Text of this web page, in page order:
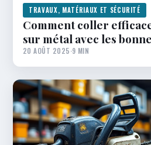
TRAVAUX, MATÉRIAUX ET SÉCURITÉ
Comment coller
sur métal avec les
20 AOÛT 2025·9 MIN